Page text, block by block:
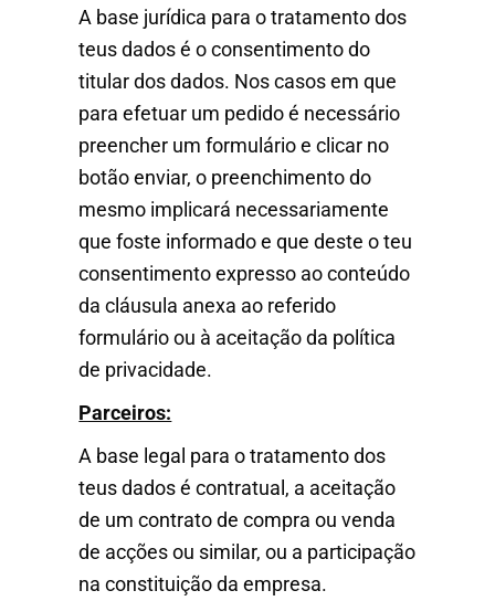
A base jurídica para o tratamento dos
teus dados é o consentimento do
titular dos dados. Nos casos em que
para efetuar um pedido é necessário
preencher um formulário e clicar no
botão enviar, o preenchimento do
mesmo implicará necessariamente
que foste informado e que deste o teu
consentimento expresso ao conteúdo
da cláusula anexa ao referido
formulário ou à aceitação da política
de privacidade.
Parceiros:
A base legal para o tratamento dos
teus dados é contratual, a aceitação
de um contrato de compra ou venda
de acções ou similar, ou a participação
na constituição da empresa.